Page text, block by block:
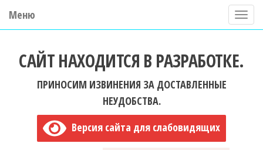
Меню
П
о
а
ГБУ ДО "Центр "Ладога"
САЙТ НАХОДИТСЯ В РАЗРАБОТКЕ.
ПРИНОСИМ ИЗВИНЕНИЯ ЗА ДОСТАВЛЕННЫЕ
НЕУДОБСТВА.
Версия сайта для слабовидящих